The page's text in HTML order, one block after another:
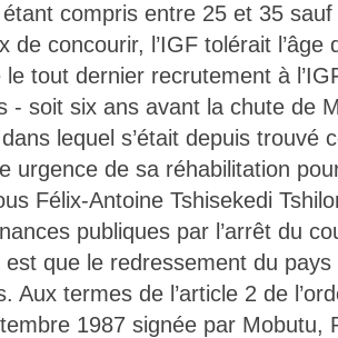
compris entre 25 et 35
de concourir, l’IGF tolérait
le tout dernier recrutement à
- soit six ans avant la chute de
dans lequel s’était depuis trouvé
urgence de sa réhabilitation
Félix-Antoine Tshisekedi
publiques par l’arrêt du
que le redressement du pays
Aux termes de l’article 2 de
1987 signée par Mobutu,